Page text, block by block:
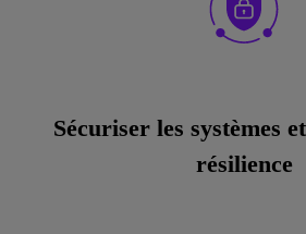
Sécuriser les systèmes
résilience